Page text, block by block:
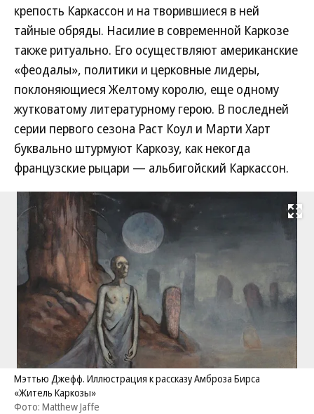
крепость Каркассон и на творившиеся в ней
тайные обряды. Насилие в современной Каркозе
также ритуально. Его осуществляют американские
«феодалы», политики и церковные лидеры,
поклоняющиеся Желтому королю, еще одному
жутковатому литературному герою. В последней
серии первого сезона Раст Коул и Марти Харт
буквально штурмуют Каркозу, как некогда
французские рыцари — альбигойский Каркассон.
Развернуть
Мэттью Джефф. Иллюстрация к рассказу Амброза Бирса
«Житель Каркозы»
Фото: Matthew Jaffe